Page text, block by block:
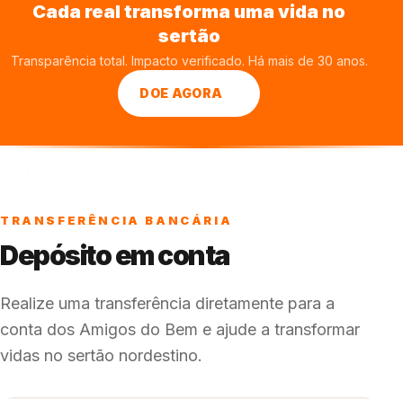
Cada real transforma uma vida no
sertão
Transparência total. Impacto verificado. Há mais de 30 anos.
DOE AGORA
TRANSFERÊNCIA BANCÁRIA
Depósito em conta
Realize uma transferência diretamente para a
conta dos Amigos do Bem e ajude a transformar
vidas no sertão nordestino.